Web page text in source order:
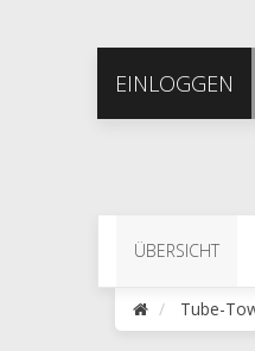
EINLOGGEN
ÜBERSICHT
Tube-